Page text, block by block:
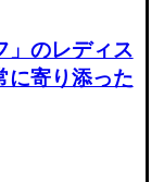
」のレディス
に寄り添った